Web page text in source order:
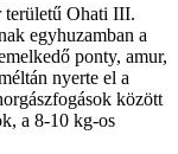
területű Ohati III.
egyhuzamban a
ponty, amur,
nyerte el a
között
a 8-10 kg-os